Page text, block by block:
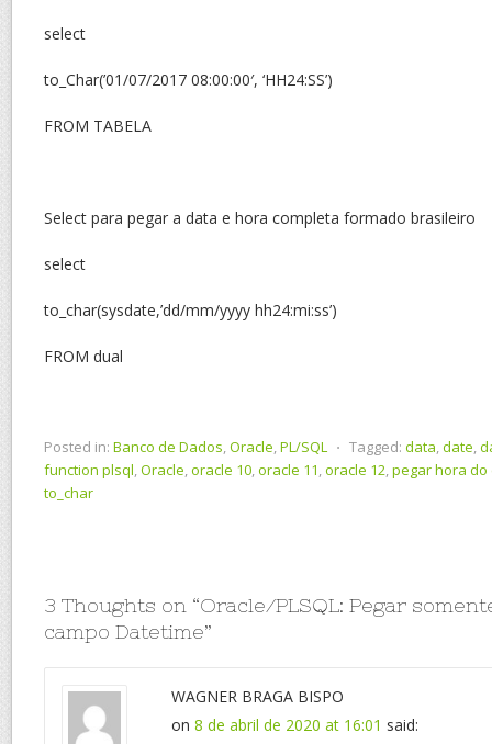
select
to_Char(’01/07/2017 08:00:00′, ‘HH24:SS’)
FROM TABELA
Select para pegar a data e hora completa formado brasileiro
select
to_char(sysdate,’dd/mm/yyyy hh24:mi:ss’)
FROM dual
Posted in: Banco de Dados,Oracle,PL/SQL ⋅ Tagged: data,date,
function plsql,Oracle,oracle 10,oracle 11,oracle 12,pegar hora do
to_char
3 Thoughts on “Oracle/PLSQL: Pegar
campo Datetime”
WAGNER BRAGA BISPO
on 8 de abril de 2020 at 16:01 said: